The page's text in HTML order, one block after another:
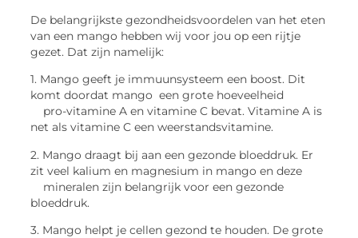
De belangrijkste gezondheidsvoordelen van het eten
van een mango hebben wij voor jou op een rijtje
gezet. Dat zijn namelijk:
1. Mango geeft je immuunsysteem een boost. Dit
komt doordat mango een grote hoeveelheid
pro-vitamine A en vitamine C bevat. Vitamine A is
net als vitamine C een weerstandsvitamine.
2. Mango draagt bij aan een gezonde bloeddruk. Er
zit veel kalium en magnesium in mango en deze
mineralen zijn belangrijk voor een gezonde
bloeddruk.
3. Mango helpt je cellen gezond te houden. De grote